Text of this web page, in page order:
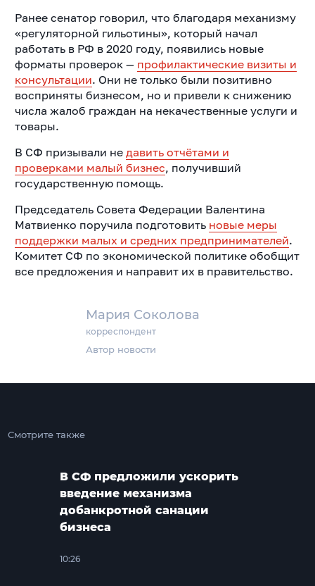
Мария Соколова
корреспондент
Автор новости
Ранее сенатор говорил, что благодаря механизму
«регуляторной гильотины», который начал
работать в РФ в 2020 году, появились новые
форматы проверок — профилактические визиты и
консультации. Они не только были позитивно
восприняты бизнесом, но и привели к снижению
числа жалоб граждан на некачественные услуги и
товары.
В СФ призывали не давить отчётами и
проверками малый бизнес, получивший
государственную помощь.
Председатель Совета Федерации Валентина
Матвиенко поручила подготовить новые меры
поддержки малых и средних предпринимателей.
Комитет СФ по экономической политике обобщит
все предложения и направит их в правительство.
Смотрите также
В СФ предложили ускорить
введение механизма
добанкротной санации
бизнеса
10:26